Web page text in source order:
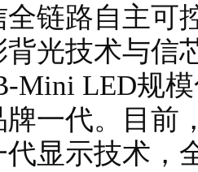
链路自主可
光技术与信
Mini LED规
牌一代。目前
显示技术，